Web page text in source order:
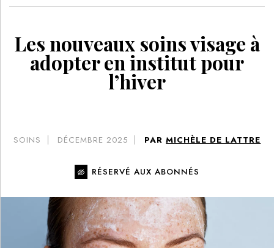
Les nouveaux soins visage à
adopter en institut pour
l’hiver
SOINS DÉCEMBRE 2025 PAR MICHÈLE DE LATTRE
RÉSERVÉ AUX ABONNÉS